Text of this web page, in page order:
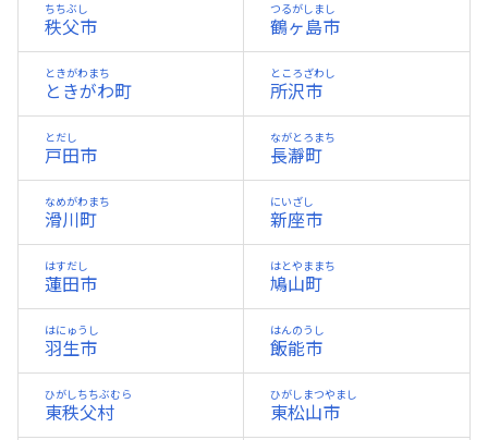
秩父市
ちちぶし
鶴ヶ島市
つるがしまし
ときがわ町
ときがわまち
所沢市
ところざわし
戸田市
とだし
長瀞町
ながとろまち
滑川町
なめがわまち
新座市
にいざし
蓮田市
はすだし
鳩山町
はとやままち
羽生市
はにゅうし
飯能市
はんのうし
東秩父村
ひがしちちぶむら
東松山市
ひがしまつやまし